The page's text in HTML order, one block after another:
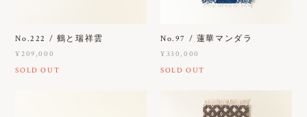
No.222 / 鶴と瑞祥雲
¥209,000
SOLD OUT
No.97 / 蓮華マンダラ
¥330,000
SOLD OUT